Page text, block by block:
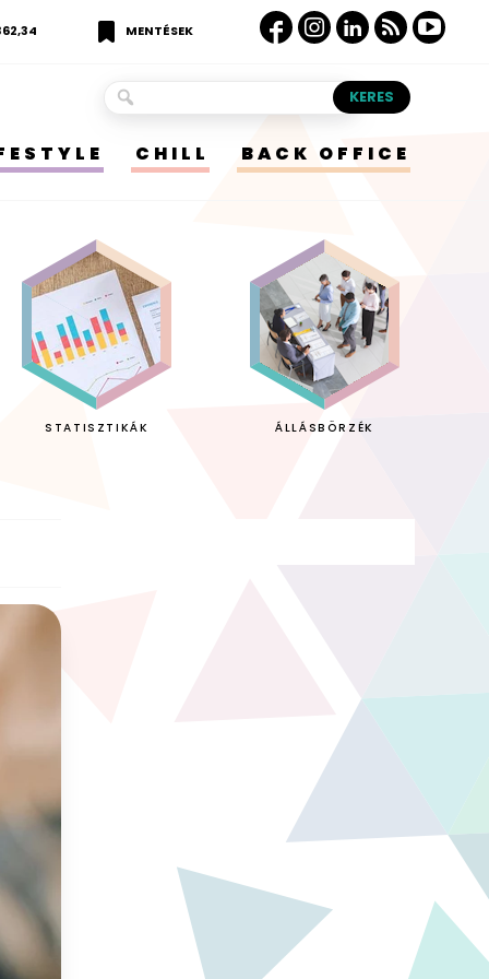
MENTÉSEK
CHILL BACK OFFICE
STATISZTIKÁK ÁLLÁSBÖRZÉK